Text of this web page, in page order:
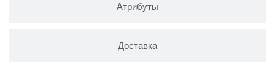
Атрибуты
Доставка